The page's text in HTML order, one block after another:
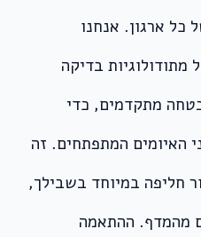
כל ארגון. אנחנו
בדיקה
מתקדמים, כדי
האיומים המתפתחים. זה
חליפה במיוחד בשבילך,
מהמדף. ההתאמה